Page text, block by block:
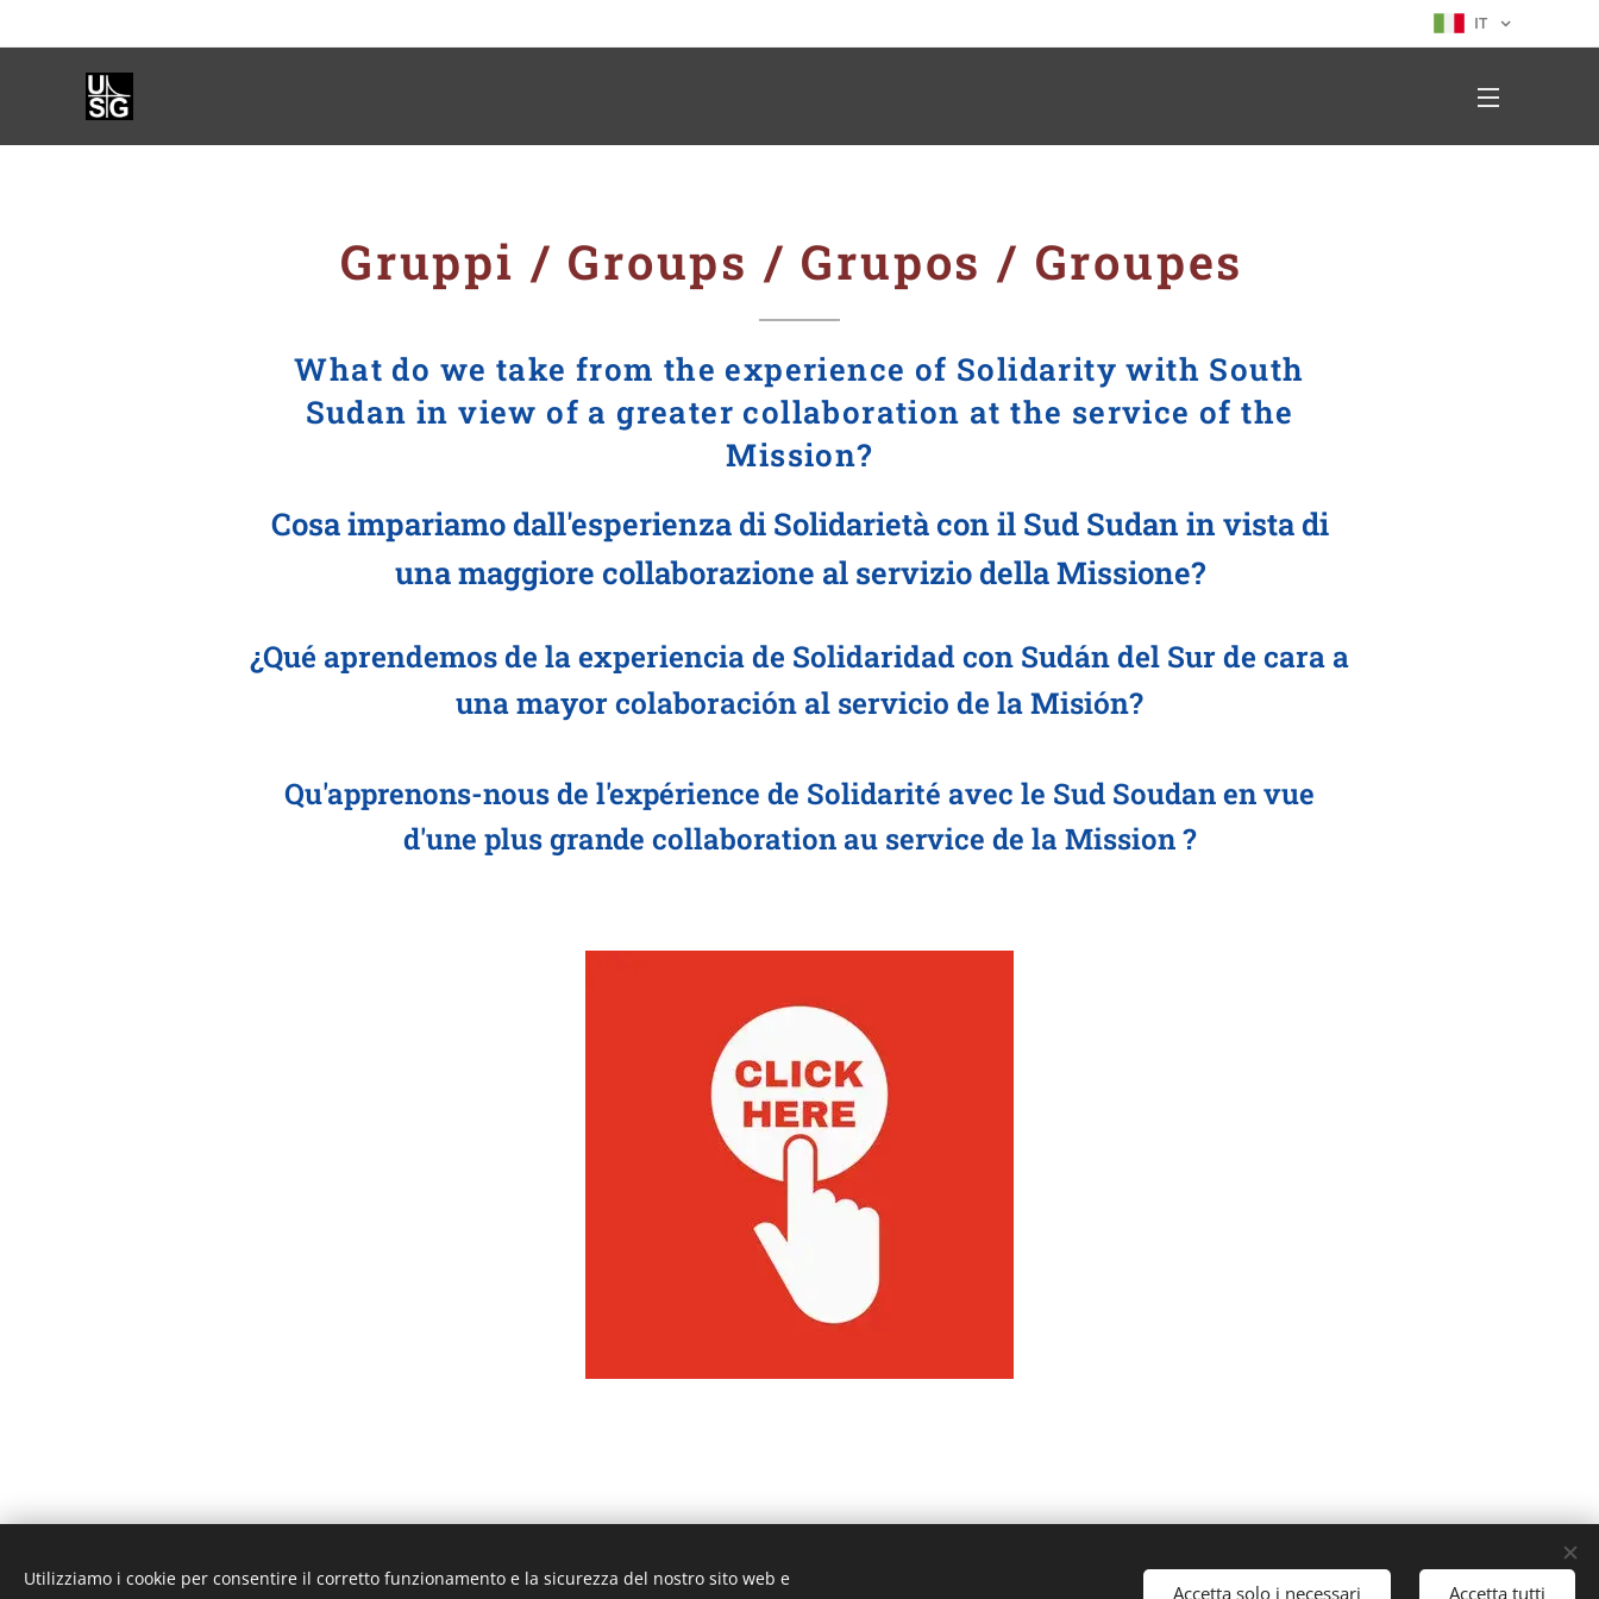
IT
Gruppi / Groups / Grupos / Groupes
What do we take from the experience of Solidarity with South
Sudan in view of a greater collaboration at the service of the
Mission?
Cosa impariamo dall'esperienza di Solidarietà con il Sud Sudan in vista di
una maggiore collaborazione al servizio della Missione?
¿Qué aprendemos de la experiencia de Solidaridad con Sudán del Sur de cara a
una mayor colaboración al servicio de la Misión?
Qu'apprenons-nous de l'expérience de Solidarité avec le Sud Soudan en vue
d'une plus grande collaboration au service de la Mission ?
Unione Superiori Generali - Via dei Penitenzieri 19 -00193 ROMA Cookies
Utilizziamo i cookie per consentire il corretto funzionamento e la sicurezza del nostro sito web e
Accetta solo i necessari Accetta tutti